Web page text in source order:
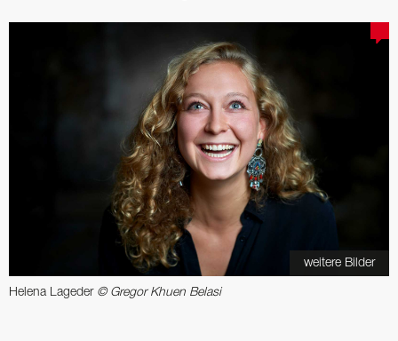
weitere Bilder
Helena Lageder © Gregor Khuen Belasi